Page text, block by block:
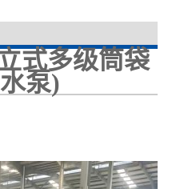
式多级筒袋
泵)